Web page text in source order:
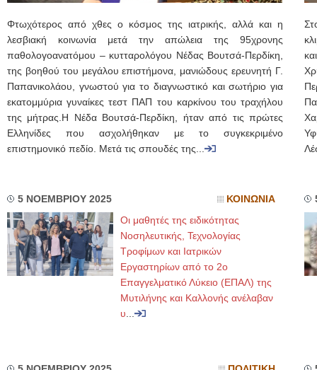
Φτωχότερος από χθες ο κόσμος της ιατρικής, αλλά και η
λεσβιακή κοινωνία μετά την απώλεια της 95χρονης
παθολογοανατόμου – κυτταρολόγου Νέδας Βουτσά-Περδίκη,
της βοηθού του μεγάλου επιστήμονα, μανιώδους ερευνητή Γ.
Παπανικολάου, γνωστού για το διαγνωστικό και σωτήριο για
εκατομμύρια γυναίκες τεστ ΠΑΠ του καρκίνου του τραχήλου
της μήτρας.Η Νέδα Βουτσά-Περδίκη, ήταν από τις πρώτες
Ελληνίδες που ασχολήθηκαν με το συγκεκριμένο
επιστημονικό πεδίο. Μετά τις σπουδές της...
5 ΝΟΕΜΒΡΙΟΥ 2025 ΚΟΙΝΩΝΙΑ
Οι μαθητές της ειδικότητας
Νοσηλευτικής, Τεχνολογίας
Τροφίμων και Ιατρικών
Εργαστηρίων από το 2ο
Επαγγελματικό Λύκειο (ΕΠΑΛ) της
Μυτιλήνης και Καλλονής ανέλαβαν
υ